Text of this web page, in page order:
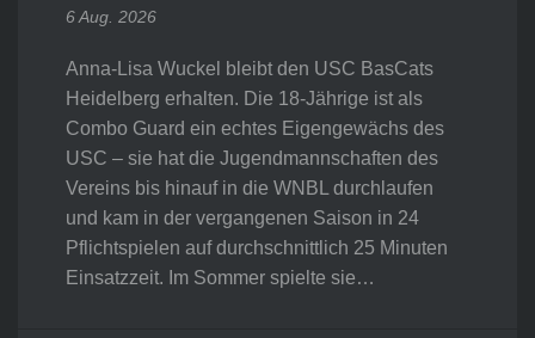
6 Aug. 2026
Anna-Lisa Wuckel bleibt den USC BasCats
Heidelberg erhalten. Die 18-Jährige ist als
Combo Guard ein echtes Eigengewächs des
USC – sie hat die Jugendmannschaften des
Vereins bis hinauf in die WNBL durchlaufen
und kam in der vergangenen Saison in 24
Pflichtspielen auf durchschnittlich 25 Minuten
Einsatzzeit. Im Sommer spielte sie…